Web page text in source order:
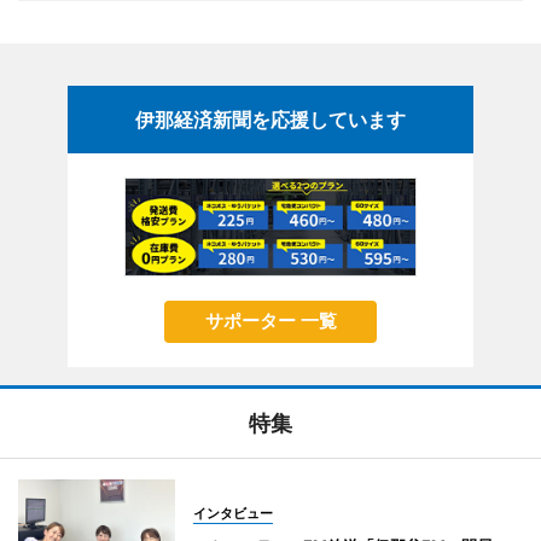
伊那経済新聞を応援しています
サポーター 一覧
特集
インタビュー